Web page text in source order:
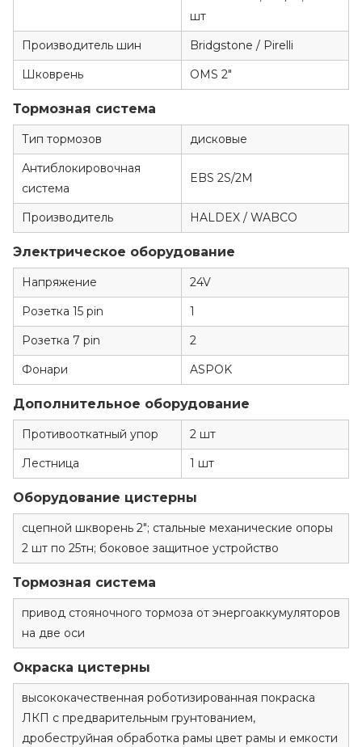
шт
Производитель шин
Bridgstone / Pirelli
Шковрень
OMS 2"
Тормозная система
Тип тормозов
дисковые
Антиблокировочная
система
EBS 2S/2M
Производитель HALDEX / WABCO
Электрическое оборудование
Напряжение
24V
Розетка 15 pin
1
Розетка 7 pin
2
Фонари
ASPOK
Дополнительное оборудование
Противооткатный упор
2 шт
Лестница
1 шт
Оборудование цистерны
сцепной шкворень 2"; стальные механические опоры
2 шт по 25тн; боковое защитное устройство
Тормозная система
привод стояночного тормоза от энергоаккумуляторов
на две оси
Окраска цистерны
высококачественная роботизированная покраска
ЛКП с предварительным грунтованием,
дробеструйная обработка рамы цвет рамы и емкости